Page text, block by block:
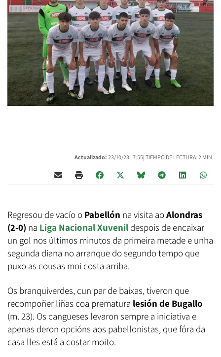
Actualizado: 23/10/23 | 7:55| TIEMPO DE LECTURA: 2 MIN.
Regresou de vacío o Pabellón na visita aoAlondras
(2-0) na Liga Nacional Xuvenil despois de encaixar
un gol nos últimos minutos da primeira metade e unha
segunda diana no arranque do segundo tempo que
puxo as cousas moi costa arriba.
Os branquiverdes, cun par de baixas, tiveron que
recompoñer liñas coa prematura lesión de Bugallo
(m. 23). Os cangueses levaron sempre a iniciativa e
apenas deron opcións aos pabellonistas, que fóra da
casa lles está a costar moito.